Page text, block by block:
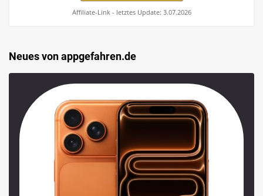
Affiliate-Link - letztes Update: 3.07.2026
Neues von appgefahren.de